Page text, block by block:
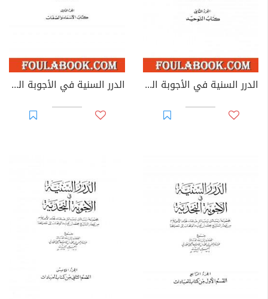
الدرر السنية في الأجوبة النجدية - المجلد الثاني الدرر السنية في الأجوبة النجدية - المجلد الثالث